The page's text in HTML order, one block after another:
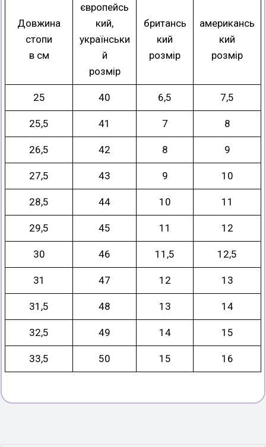
Довжина
стопи
в см
європейсь
кий,
українськи
й
розмір
британсь
кий
розмір
американсь
кий
розмір
25 40 6,5 7,5
25,5 41 7 8
26,5 42 8 9
27,5 43 9 10
28,5 44 10 11
29,5 45 11 12
30 46 11,5 12,5
31 47 12 13
31,5 48 13 14
32,5 49 14 15
33,5 50 15 16